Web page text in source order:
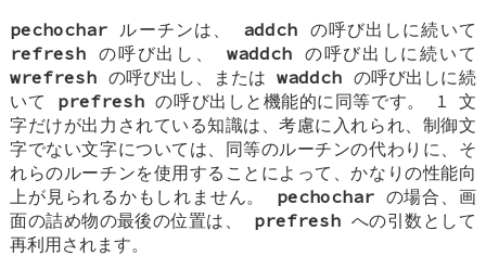
pechochar ルーチンは、 addch の呼び出しに続いて
refresh の呼び出し、waddch の呼び出しに続いて
wrefresh の呼び出し、またはwaddch の呼び出しに続
いて prefreshの呼び出しと機能的に同等です。 1 文
字だけが出力されている知識は、考慮に入れられ、制御文
字でない文字については、同等のルーチンの代わりに、そ
れらのルーチンを使用することによって、かなりの性能向
上が見られるかもしれません。 pechocharの場合、画
面の詰め物の最後の位置は、 prefreshへの引数として
再利用されます。